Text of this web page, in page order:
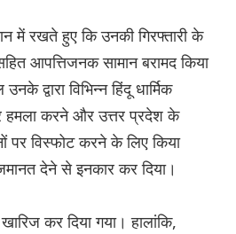
में रखते हुए कि उनकी गिरफ्तारी के
आपत्तिजनक सामान बरामद किया
द्वारा विभिन्न हिंदू धार्मिक
हमला करने और उत्तर प्रदेश के
पर विस्फोट करने के लिए किया
देने से इनकार कर दिया।
कर दिया गया। हालांकि,